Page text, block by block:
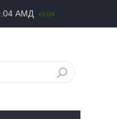
АМД +0,04